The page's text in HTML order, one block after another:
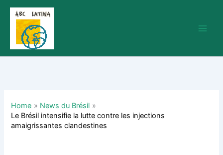
Skip
content
Home
News du Brésil
Le Brésil intensifie la lutte contre les injections
amaigrissantes clandestines